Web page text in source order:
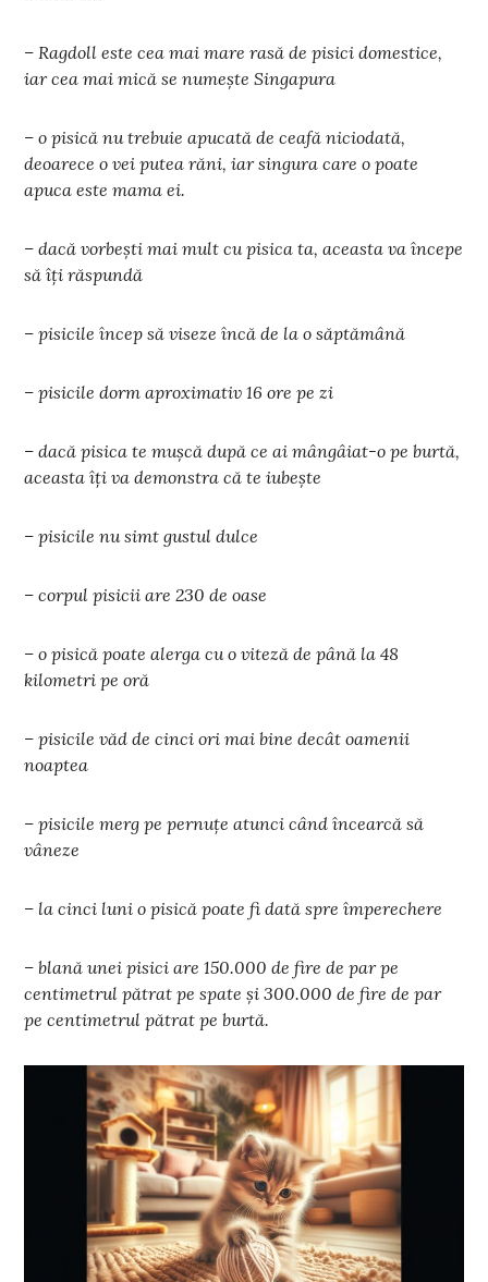
– Ragdoll este cea mai mare rasă de pisici domestice,
iar cea mai mică se numește Singapura
– o pisică nu trebuie apucată de ceafă niciodată,
deoarece o vei putea răni, iar singura care o poate
apuca este mama ei.
– dacă vorbești mai mult cu pisica ta, aceasta va începe
să îți răspundă
– pisicile încep să viseze încă de la o săptămână
– pisicile dorm aproximativ 16 ore pe zi
– dacă pisica te mușcă după ce ai mângâiat-o pe burtă,
aceasta îți va demonstra că te iubește
– pisicile nu simt gustul dulce
– corpul pisicii are 230 de oase
– o pisică poate alerga cu o viteză de până la 48
kilometri pe oră
– pisicile văd de cinci ori mai bine decât oamenii
noaptea
– pisicile merg pe pernuțe atunci când încearcă să
vâneze
– la cinci luni o pisică poate fi dată spre împerechere
– blană unei pisici are 150.000 de fire de par pe
centimetrul pătrat pe spate și 300.000 de fire de par
pe centimetrul pătrat pe burtă.